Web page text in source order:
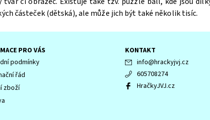
částeček (dětská), ale může jich být také několik tisíc.
PRO VÁS
podmínky
řád
zboží
KONTAKT
info@hrackyjvj.cz
605708274
HračkyJVJ.cz